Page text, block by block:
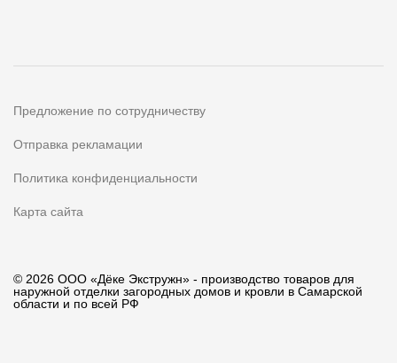
Предложение по сотрудничеству
Отправка рекламации
Политика конфиденциальности
Карта сайта
© 2026 ООО «Дёке Экстружн» - производство товаров для
наружной отделки загородных домов и кровли в Самарской
области и по всей РФ